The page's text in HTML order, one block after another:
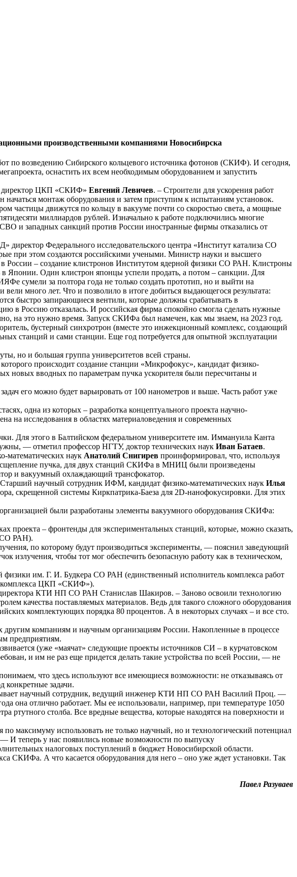
производственными компаниями Новосибирска
по возведению Сибирского кольцевого источника фотонов (СКИФ). И сегодня,
оснастить их всем необходимым оборудованием и запустить
директор ЦКП «СКИФ» Евгений Левичев. – Строители для ускорения работ
монтаж оборудования и затем приступим к испытаниям установок.
частицы движутся по кольцу в вакууме почти со скоростью света, а мощные
миллиардов рублей. Изначально к работе подключились многие
и западных санкций против России иностранные фирмы отказались от
Федерального исследовательского центра «Институт катализа СО
при этом создаются российскими учеными. Министр науки и высшего
в России – создание клистронов Институтом ядерной физики СО РАН. Клистроны
Японии. Один клистрон японцы успели продать, а потом – санкции. Для
сумели за полтора года не только создать прототип, но и выйти на
много лет. Что и позволило в итоге добиться выдающегося результата:
быстро запирающиеся вентили, которые должны срабатывать в
в Россию отказалась. И российская фирма спокойно смогла сделать нужные
на это нужно время. Запуск СКИФа был намечен, как мы знаем, на 2023 год.
бустерный синхротрон (вместе это инжекционный комплекс, создающий
станций и сами станции. Еще год потребуется для опытной эксплуатации
но и большая группа университетов всей страны.
происходит создание станции «Микрофокус», кандидат физико-
новых вводных по параметрам пучка ускорителя были пересчитаны и
его можно будет варьировать от 100 нанометров и выше. Часть работ уже
одна из которых – разработка концептуального проекта научно-
на исследования в областях материаловедения и современных
Для этого в Балтийском федеральном университете им. Иммануила Канта
— отметил профессор НГТУ, доктор технических наук Иван Батаев.
математических наук Анатолий Снигирев проинформировал, что, используя
пучка, для двух станций СКИФа в МНИЦ были произведены
и вакуумный охлаждающий трансфокатор.
научный сотрудник ИФМ, кандидат физико-математических наук Илья
скрещенной системы Киркпатрика-Баеза для 2D-нанофокусировки. Для этих
организацией были разработаны элементы вакуумного оборудования СКИФа:
проекта – фронтенды для экспериментальных станций, которые, можно сказать,
СО РАН).
по которому будут производиться эксперименты, — пояснил заведующий
излучения, чтобы тот мог обеспечить безопасную работу как в техническом,
им. Г. И. Будкера СО РАН (единственный исполнитель комплекса работ
комплекса ЦКП «СКИФ»).
КТИ НП СО РАН Станислав Шакиров. – Заново освоили технологию
качества поставляемых материалов. Ведь для такого сложного оборудования
комплектующих порядка 80 процентов. А в некоторых случаях – и все сто.
компаниям и научным организациям России. Накопленные в процессе
предприятиям.
(уже «маячат» следующие проекты источников СИ – в курчатовском
и им не раз еще придется делать такие устройства по всей России, — не
что здесь используют все имеющиеся возможности: не отказываясь от
конкретные задачи.
научный сотрудник, ведущий инженер КТИ НП СО РАН Василий Проц. —
она отлично работает. Мы ее использовали, например, при температуре 1050
ртутного столба. Все вредные вещества, которые находятся на поверхности и
использовать не только научный, но и технологический потенциал
И теперь у нас появились новые возможности по выпуску
налоговых поступлений в бюджет Новосибирской области.
СКИФа. А что касается оборудования для него – оно уже ждет установки. Так
Павел Разуваев